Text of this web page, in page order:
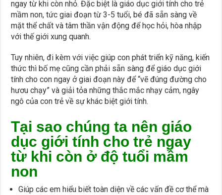
ngay từ khi còn nhỏ. Đặc biệt là giáo dục giới tính cho trẻ
mầm non, tức giai đoạn từ 3-5 tuổi, bé đã sẵn sàng về
mặt thể chất và tâm thần vận động để học hỏi, hòa nhập
với thế giới xung quanh.
Tuy nhiên, đi kèm với việc giúp con phát triển kỹ năng, kiến
thức thì bố mẹ cũng cần phải sẵn sàng để giáo dục giới
tính cho con ngay ở giai đoạn này để “vẽ đúng đường cho
hươu chạy” và giải tỏa những thắc mắc nhạy cảm, ngây
ngô của con trẻ về sự khác biệt giới tính.
Tại sao chúng ta nên giáo
dục giới tính cho trẻ ngay
từ khi còn ở độ tuổi mầm
non
Giúp các em hiểu biết toàn diện về các vấn đề cơ thể mà